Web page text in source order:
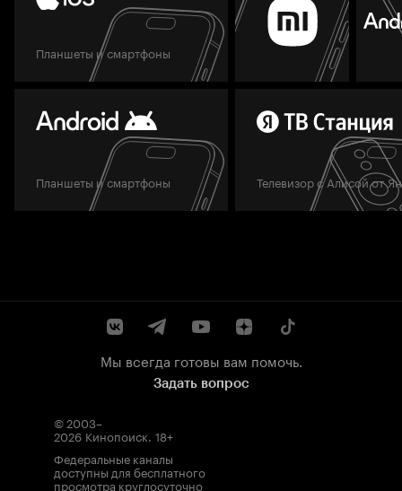
Планшеты и смартфоны
Планшеты и смартфоны Телевизор с Алисой от
Мы всегда готовы вам помочь.
Задать вопрос
© 2003–
2026 Кинопоиск. 18+
Федеральные каналы
доступны для бесплатного
просмотра круглосуточно